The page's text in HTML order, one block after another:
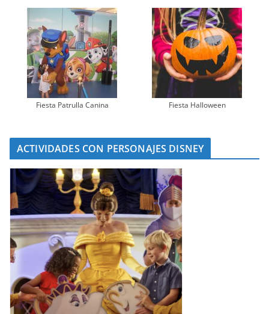
Fiesta Patrulla Canina Fiesta Halloween
ACTIVIDADES CON PERSONAJES DISNEY